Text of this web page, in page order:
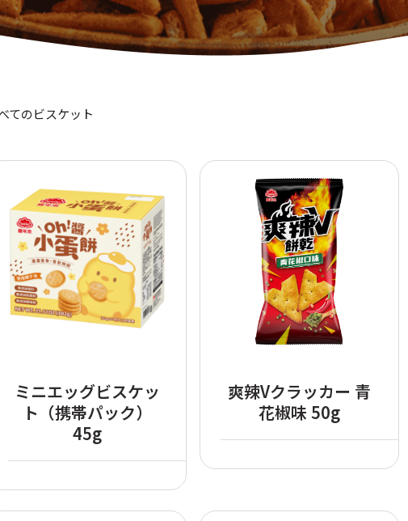
てのビスケット
ミニエッグビスケッ
ト（携帯パック）
45g
爽辣Vクラッカー 青
花椒味 50g